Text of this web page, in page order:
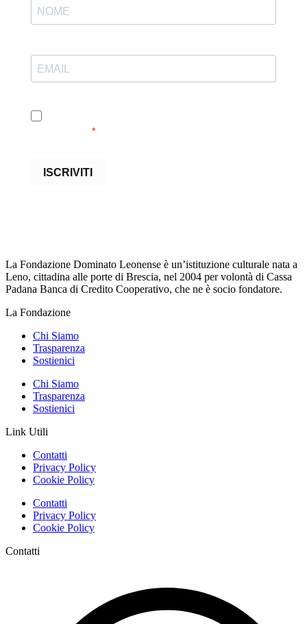
ISCRIVITI
La Fondazione Dominato Leonense è un’istituzione culturale nata a
Leno, cittadina alle porte di Brescia, nel 2004 per volontà di Cassa
Padana Banca di Credito Cooperativo, che ne è socio fondatore.
La Fondazione
Chi Siamo
Trasparenza
Sostienici
Chi Siamo
Trasparenza
Sostienici
Link Utili
Contatti
Privacy Policy
Cookie Policy
Contatti
Privacy Policy
Cookie Policy
Contatti